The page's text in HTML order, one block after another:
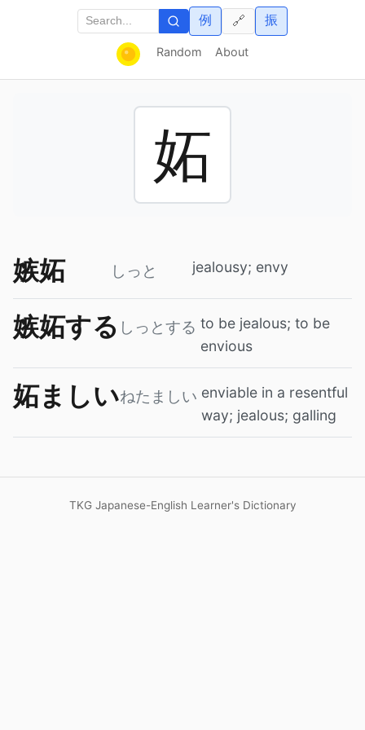
Random About
例 振
🔗
妬
嫉妬 しっと jealousy; envy
嫉妬する しっとする to be jealous; to be
envious
妬ましいねたましい enviable in a resentful
way; jealous; galling
TKG Japanese-English Learner's Dictionary